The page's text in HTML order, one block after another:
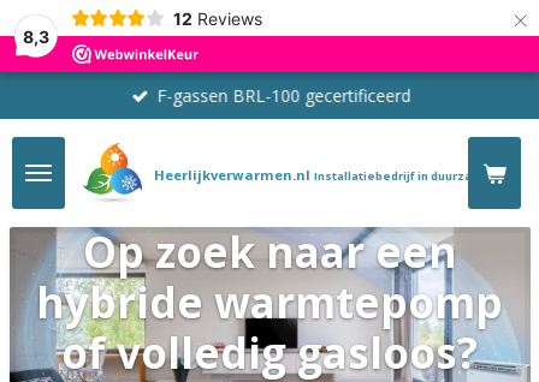
8,3
12 Reviews ×
Heerlijkverwarmen.nl Installatiebedrijf in duurzaam
F-gassen BRL-100 gecertificeerd
Op zoek naar een
hybride warmtepomp
of volledig gasloos?